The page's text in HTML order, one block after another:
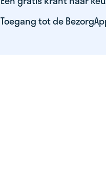
Toegang tot de